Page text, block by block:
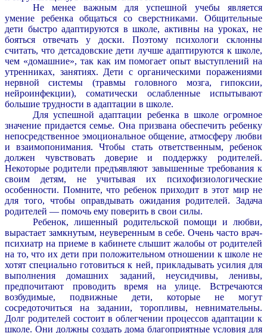
Не менее важным для успешной учебы является
умение ребенка общаться со сверстниками. Общительные
дети быстро адаптируются в школе, активны на уроках, не
бояться отвечать у доски. Поэтому психологи склонны
считать, что детсадовские дети лучше адаптируются к школе,
чем «домашние», так как им помогает опыт выступлений на
утренниках, занятиях. Дети с органическими поражениями
нервной системы (травмы головного мозга, гипоксии,
нейроинфекции), соматически ослабленные испытывают
большие трудности в адаптации в школе.
Для успешной адаптации ребенка в школе огромное
значение придается семье. Она призвана обеспечить ребенку
непосредственное эмоциональное общение, атмосферу любви
и взаимопонимания. Чтобы стать ответственным, ребенок
должен чувствовать доверие и поддержку родителей.
Некоторые родители предъявляют завышенные требования к
своим детям, не учитывая их психофизиологические
особенности. Помните, что ребенок приходит в этот мир не
для того, чтобы оправдывать ожидания родителей. Задача
родителей — помочь ему поверить в свои силы.
Ребенок, лишенный родительской помощи и любви,
вырастает замкнутым, неуверенным в себе. Очень часто врач-
психиатр на приеме в кабинете слышит жалобы от родителей
на то, что их дети при положительном отношении к школе не
хотят специально готовиться к ней, прикладывать усилия для
выполнения домашних заданий, неусидчивы, ленивы,
предпочитают проводить время на улице. Встречаются
возбудимые, подвижные дети, которые не могут
сосредоточиться на задании, торопливы, невнимательны.
Долг родителей состоит в облегчении процессов адаптации к
школе. Они должны создать дома благоприятные условия для